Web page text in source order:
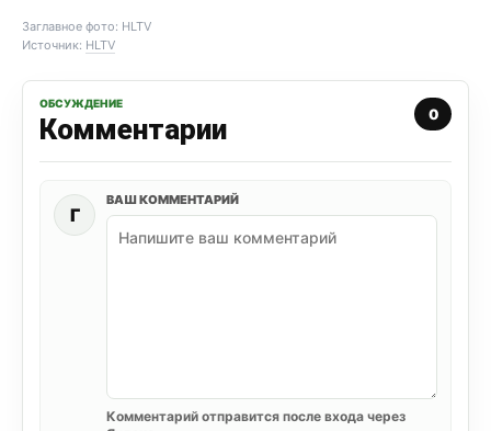
Заглавное фото: HLTV
Источник: HLTV
ОБСУЖДЕНИЕ
Комментарии 0
Г
ВАШ КОММЕНТАРИЙ
Комментарий отправится после входа через